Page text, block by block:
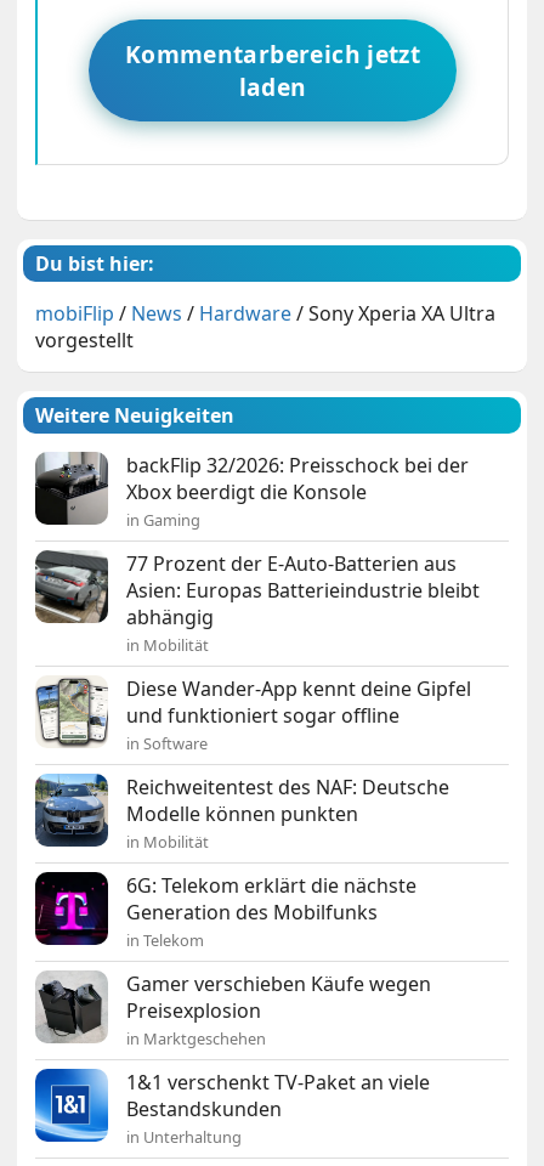
Kommentarbereich jetzt
laden
Du bist hier:
mobiFlip / News / Hardware/Sony Xperia XA Ultra
vorgestellt
Weitere Neuigkeiten
backFlip 32/2026: Preisschock bei der
Xbox beerdigt die Konsole
in Gaming
77 Prozent der E-Auto-Batterien aus
Asien: Europas Batterieindustrie bleibt
abhängig
in Mobilität
Diese Wander-App kennt deine Gipfel
und funktioniert sogar offline
in Software
Reichweitentest des NAF: Deutsche
Modelle können punkten
in Mobilität
6G: Telekom erklärt die nächste
Generation des Mobilfunks
in Telekom
Gamer verschieben Käufe wegen
Preisexplosion
in Marktgeschehen
1&1 verschenkt TV-Paket an viele
Bestandskunden
in Unterhaltung